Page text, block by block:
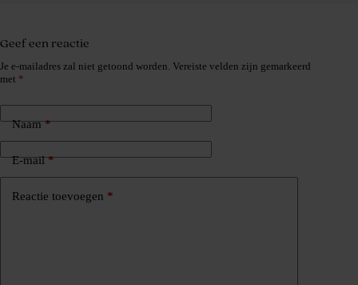
Geef een reactie
Je e-mailadres zal niet getoond worden. Vereiste velden zijn gemarkeerd
met *
Naam*
E-mail*
Reactie toevoegen *